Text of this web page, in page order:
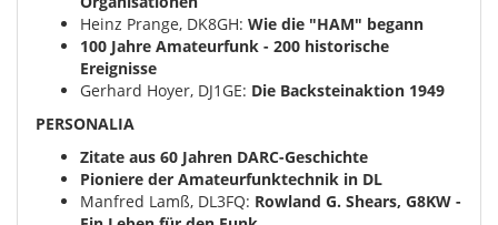
Heinz Prange, DK8GH: Wie die "HAM" begann
100 Jahre Amateurfunk - 200 historische
Ereignisse
Gerhard Hoyer, DJ1GE: Die Backsteinaktion 1949
PERSONALIA
Zitate aus 60 Jahren DARC-Geschichte
Pioniere der Amateurfunktechnik in DL
Manfred Lamß, DL3FQ: Rowland G. Shears, G8KW -